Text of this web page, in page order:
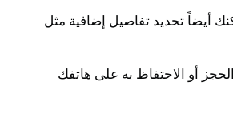
أيضاً تحديد تفاصيل إضافية مثل
أو الاحتفاظ به على هاتفك